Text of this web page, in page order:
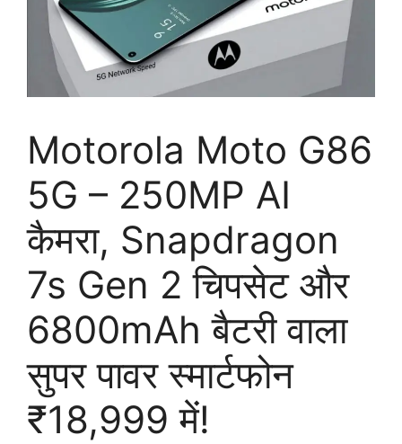
Motorola Moto G86
5G – 250MP AI
कैमरा, Snapdragon
7s Gen 2 चिपसेट और
6800mAh बैटरी वाला
सुपर पावर स्मार्टफोन
₹18,999 में!